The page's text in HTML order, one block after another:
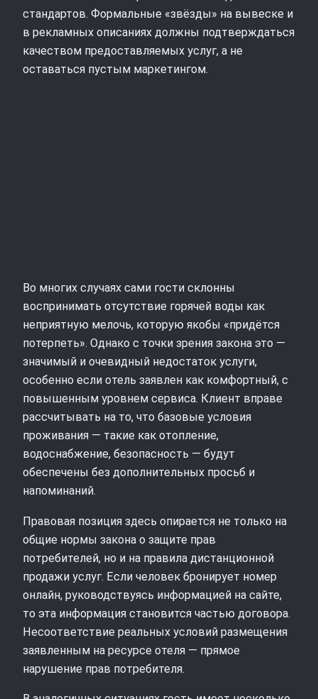
стандартов. Формальные «звёзды» на вывеске и
в рекламных описаниях должны подтверждаться
качеством предоставляемых услуг, а не
оставаться пустым маркетингом.
Во многих случаях сами гости склонны
воспринимать отсутствие горячей воды как
неприятную мелочь, которую якобы «придётся
потерпеть». Однако с точки зрения закона это —
значимый и очевидный недостаток услуги,
особенно если отель заявлен как комфортный, с
повышенным уровнем сервиса. Клиент вправе
рассчитывать на то, что базовые условия
проживания — такие как отопление,
водоснабжение, безопасность — будут
обеспечены без дополнительных просьб и
напоминаний.
Правовая позиция здесь опирается не только на
общие нормы закона о защите прав
потребителей, но и на правила дистанционной
продажи услуг. Если человек бронирует номер
онлайн, руководствуясь информацией на сайте,
то эта информация становится частью договора.
Несоответствие реальных условий размещения
заявленным на ресурсе отеля — прямое
нарушение прав потребителя.